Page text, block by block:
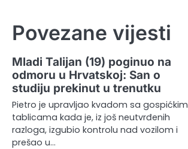
Povezane vijesti
Mladi Talijan (19) poginuo na
odmoru u Hrvatskoj: San o
studiju prekinut u trenutku
Pietro je upravljao kvadom sa gospićkim
tablicama kada je, iz još neutvrđenih
razloga, izgubio kontrolu nad vozilom i
prešao u…